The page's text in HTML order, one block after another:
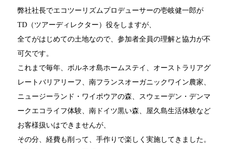
弊社社長でエコツーリズムプロデューサーの壱岐健一郎が
TD（ツアーディレクター）役をしますが、
全てがはじめての土地なので、参加者全員の理解と協力が不
可欠です。
これまで毎年、ボルネオ島ホームステイ、オーストラリアグ
レートバリアリーフ、南フランスオーガニックワイン農家、
ニュージーランド・ワイポウアの森、スウェーデン・デンマ
ークエコライフ体験、南ドイツ黒い森、屋久島生活体験など
お客様扱いはできませんが、
その分、経費も削って、手作りで楽しく実施してきました。